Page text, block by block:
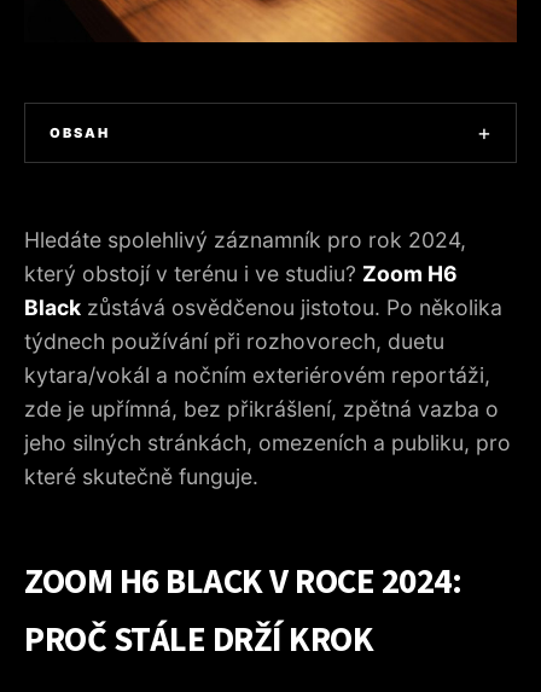
OBSAH +
2. OVLÁDÁNÍ ZVUKU: NAŠE TESTOVÁNÍ V TERÉNU A VE
STUDIU
3. FUNKCE, KTERÉ SE POČÍTAJÍ V KAŽDODENNÍM
PROVOZU
4. VYMĚNITELNÉ KAPSLE: DOLADĚNÍ ZÁZNAMU PODLE
ZVUKOVÉHO PROSTŘEDÍ
5. KONEKTIVITA A ZVUKOVÉ ROZHRANÍ: PŘIPOJENO ZA
VŠECH OKOLNOSTÍ
7. RYCHLÉ SROVNÁNÍ: H6 BLACK VERSUS SOUČASNÉ
ALTERNATIVY
8. VÝHODY, OMEZENÍ A TIPY K NÁKUPU
Hledáte spolehlivý záznamník pro rok 2024,
který obstojí v terénu i ve studiu? Zoom H6
Black zůstává osvědčenou jistotou. Po několika
týdnech používání při rozhovorech, duetu
kytara/vokál a nočním exteriérovém reportáži,
zde je upřímná, bez přikrášlení, zpětná vazba o
jeho silných stránkách, omezeních a publiku, pro
které skutečně funguje.
ZOOM H6 BLACK V ROCE 2024:
PROČ STÁLE DRŽÍ KROK